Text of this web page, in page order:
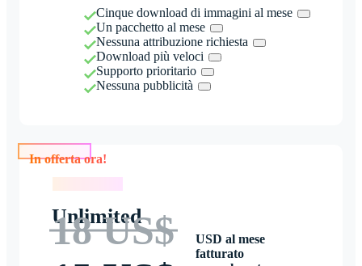
Cinque download di immagini al mese
Un pacchetto al mese
Nessuna attribuzione richiesta
Download più veloci
Supporto prioritario
Nessuna pubblicità
Unlimited
18 US$
USD al mese
fatturato